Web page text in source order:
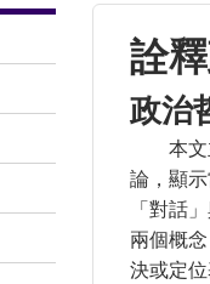
詮
政治
本
論，顯
「對話
兩個概
決或定